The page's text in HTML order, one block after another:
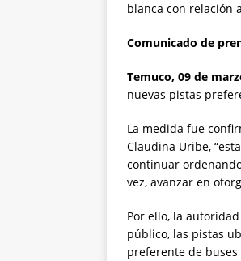
blanca con relación
Comunicado de
Temuco, 09 de
nuevas pistas
La medida fue
Claudina Uribe,
continuar
vez, avanzar en
Por ello, la
público, las pistas
preferente de